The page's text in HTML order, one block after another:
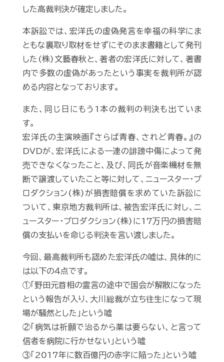
した高裁判決が確定しました。
本訴訟では、宏洋氏の虚偽発言を幸福の科学にま
ともな裏取り取材をせずにそのまま書籍として発刊
した(株)文藝春秋と、著者の宏洋氏に対して、著書
内で多数の虚偽があったという事実を裁判所が認
める内容となっております。
また、同じ日にもう1本の裁判の判決も出ていま
す。
宏洋氏の主演映画『さらば青春、されど青春。』の
DVDが、宏洋氏による一連の誹謗中傷によって発
売できなくなったこと、及び、同氏が音楽機材を無
断で譲渡していたこと等に対して、ニュースター・プ
ロダクション(株)が損害賠償を求めていた訴訟に
ついて、東京地方裁判所は、被告宏洋氏に対し、ニ
ュースター・プロダクション(株)に17万円の損害賠
償の支払いを命じる判決を言い渡しました。
今回、最高裁判所も認めた宏洋氏の嘘は、具体的に
は以下の４点です。
①「野田元首相の霊言の途中で国会が解散になった
という報告が入り、大川総裁が立ち往生になって現
場が騒然とした」という嘘
②「病気は祈願で治るから薬は要らない、と言って
信者を病院に行かせない」という嘘
③「2017年に数百億円の赤字に陥った」という嘘